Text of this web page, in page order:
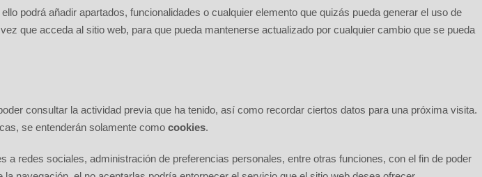
podrá añadir apartados, funcionalidades o cualquier elemento que quizás pueda generar el uso de
que acceda al sitio web, para que pueda mantenerse actualizado por cualquier cambio que se pueda
consultar la actividad previa que ha tenido, así como recordar ciertos datos para una próxima visita.
se entenderán solamente como cookies.
redes sociales, administración de preferencias personales, entre otras funciones, con el fin de poder